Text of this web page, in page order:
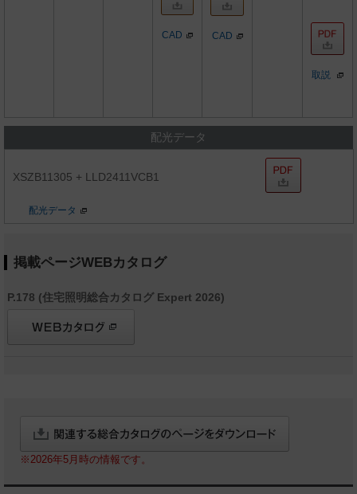
取説
CAD CAD
配光データ
XSZB11305 + LLD2411VCB1
配光データ
掲載ページWEBカタログ
P.178 (住宅照明総合カタログ Expert 2026)
※2026年5月時の情報です。